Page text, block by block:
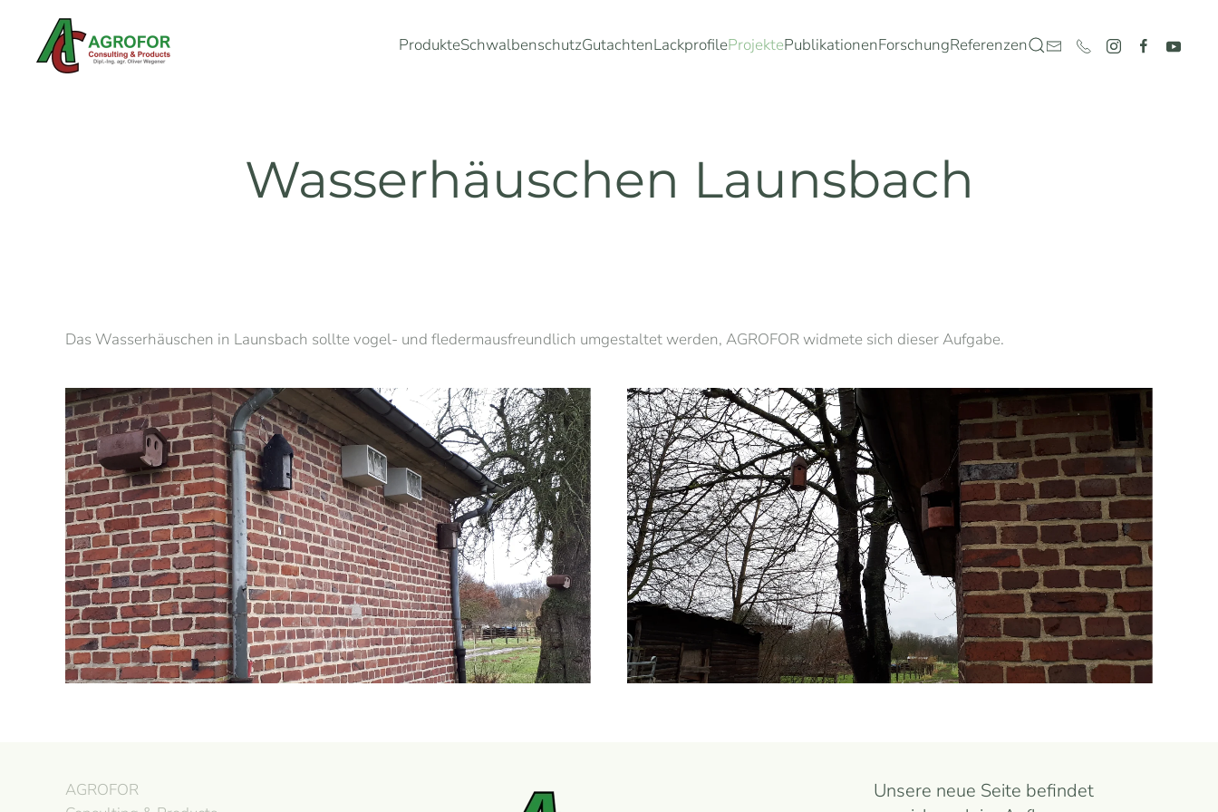
Zum Hauptinhalt springen ProdukteSchwalbenschutzGutachtenLackprofileProjektePublikationenForschungReferenzen
Wasserhäuschen Launsbach
Das Wasserhäuschen in Launsbach sollte vogel- und fledermausfreundlich umgestaltet werden, AGROFOR widmete sich dieser Aufgabe.
Ansehen Ansehen
AGROFOR
Unsere neue Seite befindet